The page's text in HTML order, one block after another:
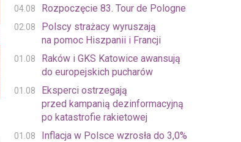
04.08 Rozpoczęcie 83. Tour de Pologne
02.08
Polscy strażacy wyruszają
na pomoc Hiszpanii i Francji
01.08
Raków i GKS Katowice awansują
do europejskich pucharów
01.08
Eksperci ostrzegają
przed kampanią dezinformacyjną
po katastrofie rakietowej
01.08
Inflacja w Polsce wzrosła do 3,0%